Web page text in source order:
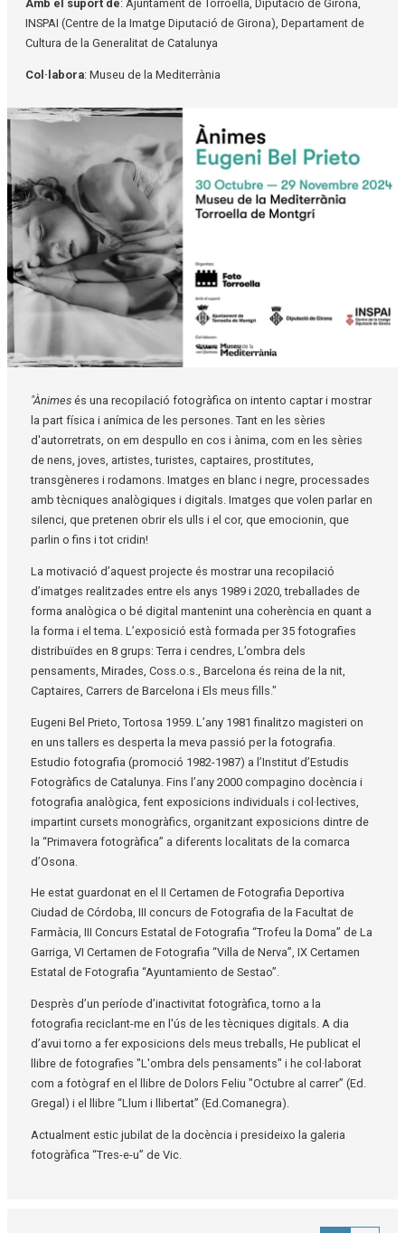
Amb el suport de: Ajuntament de Torroella, Diputació de Girona,
INSPAI (Centre de la Imatge Diputació de Girona), Departament de
Cultura de la Generalitat de Catalunya
Col·labora: Museu de la Mediterrània
"Ànimes és una recopilació fotogràfica on intento captar i mostrar
la part física i anímica de les persones. Tant en les sèries
d'autorretrats, on em despullo en cos i ànima, com en les sèries
de nens, joves, artistes, turistes, captaires, prostitutes,
transgèneres i rodamons. Imatges en blanc i negre, processades
amb tècniques analògiques i digitals. Imatges que volen parlar en
silenci, que pretenen obrir els ulls i el cor, que emocionin, que
parlin o fins i tot cridin!
La motivació d’aquest projecte és mostrar una recopilació
d’imatges realitzades entre els anys 1989 i 2020, treballades de
forma analògica o bé digital mantenint una coherència en quant a
la forma i el tema. L’exposició està formada per 35 fotografies
distribuïdes en 8 grups: Terra i cendres, L’ombra dels
pensaments, Mirades, Coss.o.s., Barcelona és reina de la nit,
Captaires, Carrers de Barcelona i Els meus fills."
Eugeni Bel Prieto, Tortosa 1959. L’any 1981 finalitzo magisteri on
en uns tallers es desperta la meva passió per la fotografia.
Estudio fotografia (promoció 1982-1987) a l’Institut d’Estudis
Fotogràfics de Catalunya. Fins l’any 2000 compagino docència i
fotografia analògica, fent exposicions individuals i col·lectives,
impartint cursets monogràfics, organitzant exposicions dintre de
la “Primavera fotogràfica” a diferents localitats de la comarca
d’Osona.
He estat guardonat en el II Certamen de Fotografia Deportiva
Ciudad de Córdoba, III concurs de Fotografia de la Facultat de
Farmàcia, III Concurs Estatal de Fotografia “Trofeu la Doma” de La
Garriga, VI Certamen de Fotografia “Villa de Nerva”, IX Certamen
Estatal de Fotografia “Ayuntamiento de Sestao”.
Desprès d’un període d’inactivitat fotogràfica, torno a la
fotografia reciclant-me en l'ús de les tècniques digitals. A dia
d’avui torno a fer exposicions dels meus treballs, He publicat el
llibre de fotografies "L'ombra dels pensaments" i he col·laborat
com a fotògraf en el llibre de Dolors Feliu "Octubre al carrer” (Ed.
Gregal) i el llibre “Llum i llibertat” (Ed.Comanegra).
Actualment estic jubilat de la docència i presideixo la galeria
fotogràfica “Tres-e-u” de Vic.